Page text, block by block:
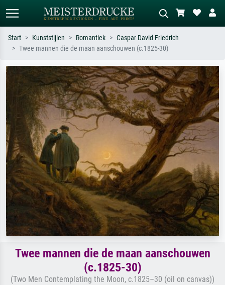
Zoek op kunstenaar, titel of stijl – bijv.
Monet, Sterrennacht, impressionisme,
Hokusai-golf, naakt.
Beschrijf de scène – bijv. groene
weide, abstract met veel rood, donker
olieverfschilderij, staand naakt naast
een boom.
Start Kunststijlen Romantiek
Caspar David Friedrich
Twee mannen die de maan aanschouwen (c.1825-30)
Twee mannen die de maan aanschouwen
(c.1825-30)
(Two Men Contemplating the Moon, c.1825–30 (oil on canvas))